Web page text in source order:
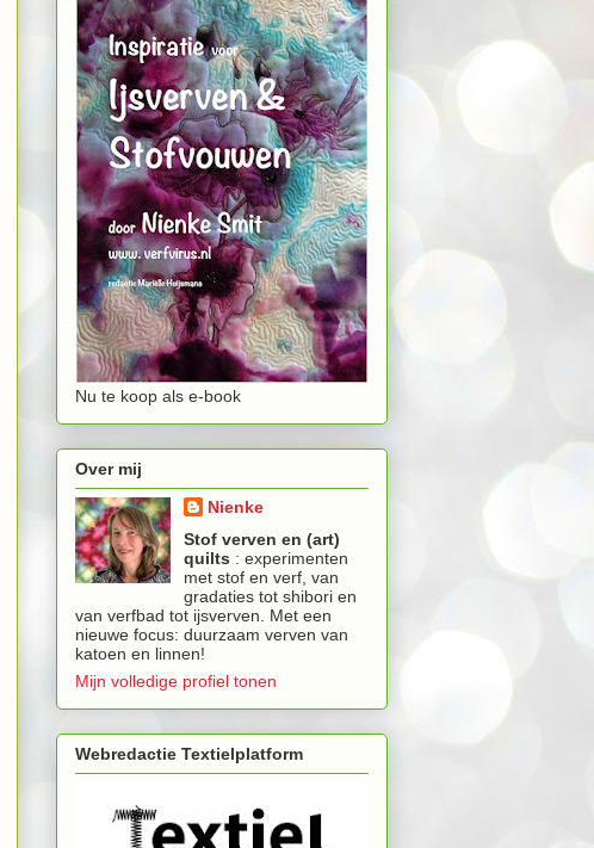
Nu te koop als e-book
Over mij
Nienke
Stof verven en (art)
quilts : experimenten
met stof en verf, van
gradaties tot shibori en
van verfbad tot ijsverven. Met een
nieuwe focus: duurzaam verven van
katoen en linnen!
Mijn volledige profiel tonen
Webredactie Textielplatform